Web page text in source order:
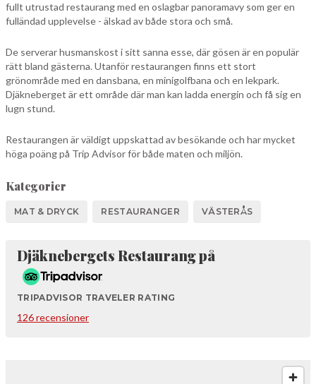
fullt utrustad restaurang med en oslagbar panoramavy som ger en
fulländad upplevelse - älskad av både stora och små.
De serverar husmanskost i sitt sanna esse, där gösen är en populär
rätt bland gästerna. Utanför restaurangen finns ett stort
grönområde med en dansbana, en minigolfbana och en lekpark.
Djäkneberget är ett område där man kan ladda energin och få sig en
lugn stund.
Restaurangen är väldigt uppskattad av besökande och har mycket
höga poäng på Trip Advisor för både maten och miljön.
Kategorier
MAT & DRYCK RESTAURANGER VÄSTERÅS
Djäknebergets Restaurang på
TRIPADVISOR TRAVELER RATING
126 recensioner